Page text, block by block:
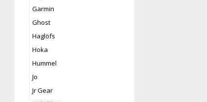
Garmin
Ghost
Haglöfs
Hoka
Hummel
Jo
Jr Gear